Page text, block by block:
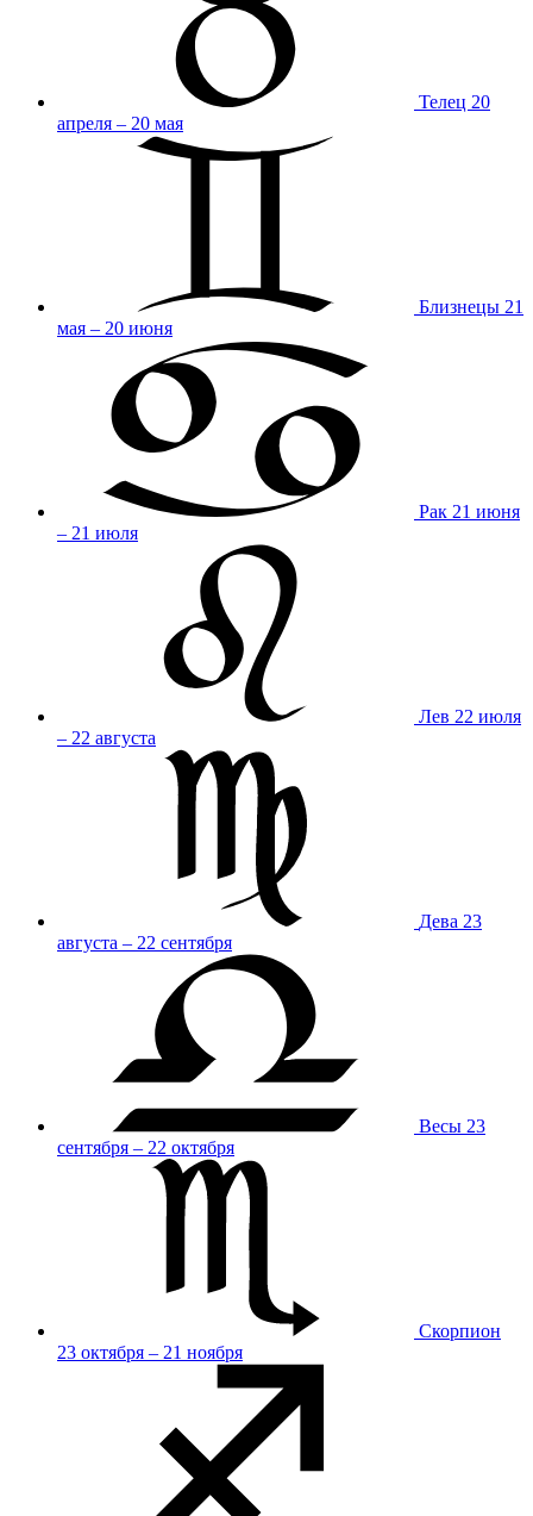
Телец 20
апреля – 20 мая
Близнецы 21
мая – 20 июня
Рак 21 июня
– 21 июля
Лев 22 июля
– 22 августа
Дева 23
августа – 22 сентября
Весы 23
сентября – 22 октября
Скорпион
23 октября – 21 ноября